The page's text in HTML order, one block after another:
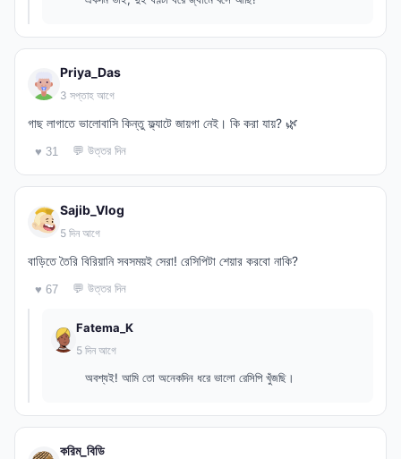
Priya_Das
3 সপ্তাহ আগে
গাছ লাগাতে ভালোবাসি কিন্তু ফ্ল্যাটে জায়গা নেই। কি করা যায়? 🌿
♥ 31 💬 উত্তর দিন
Sajib_Vlog
5 দিন আগে
বাড়িতে তৈরি বিরিয়ানি সবসময়ই সেরা! রেসিপিটা শেয়ার করবো নাকি?
♥ 67 💬 উত্তর দিন
Fatema_K
5 দিন আগে
অবশ্যই! আমি তো অনেকদিন ধরে ভালো রেসিপি খুঁজছি।
করিম_বিডি